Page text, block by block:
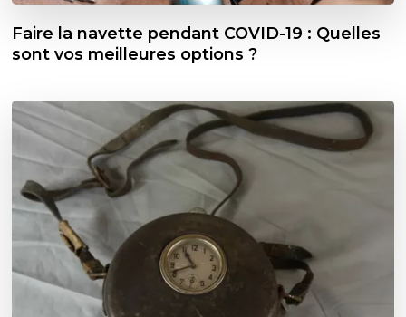
Faire la navette pendant COVID-19 : Quelles
sont vos meilleures options ?